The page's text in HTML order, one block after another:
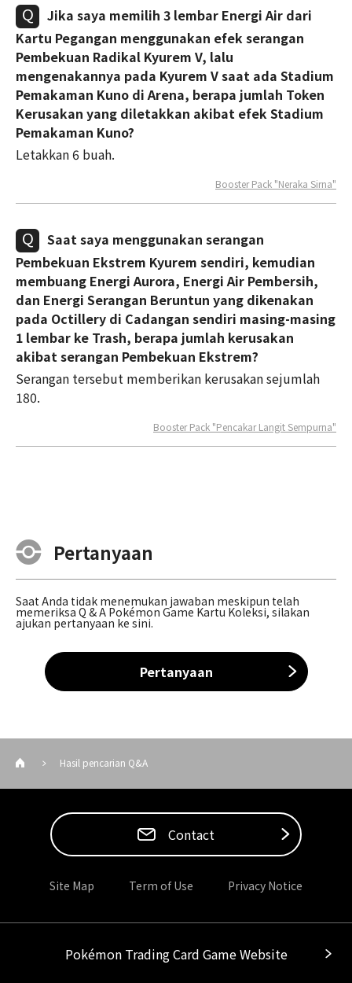
Jika saya memilih 3 lembar Energi Air dari
Kartu Pegangan menggunakan efek serangan
Pembekuan Radikal Kyurem V, lalu
mengenakannya pada Kyurem V saat ada Stadium
Pemakaman Kuno di Arena, berapa jumlah Token
Kerusakan yang diletakkan akibat efek Stadium
Pemakaman Kuno?
Letakkan 6 buah.
Booster Pack "Neraka Sirna"
Saat saya menggunakan serangan
Pembekuan Ekstrem Kyurem sendiri, kemudian
membuang Energi Aurora, Energi Air Pembersih,
dan Energi Serangan Beruntun yang dikenakan
pada Octillery di Cadangan sendiri masing-masing
1 lembar ke Trash, berapa jumlah kerusakan
akibat serangan Pembekuan Ekstrem?
Serangan tersebut memberikan kerusakan sejumlah
180.
Booster Pack "Pencakar Langit Sempurna"
Pertanyaan
Saat Anda tidak menemukan jawaban meskipun telah
memeriksa Q & A Pokémon Game Kartu Koleksi, silakan
ajukan pertanyaan ke sini.
Pertanyaan
Hasil pencarian Q&A
Contact
Site Map Term of Use Privacy Notice
Pokémon Trading Card Game Website